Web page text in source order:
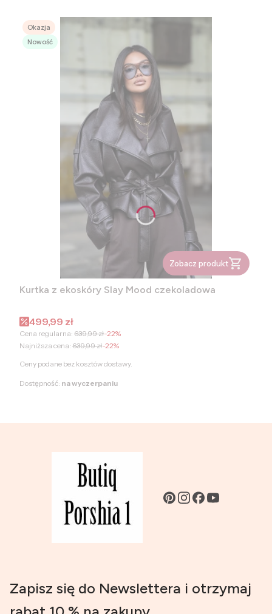
Okazja
Nowość
Zobacz produkt
Kurtka z ekoskóry Slay Mood czekoladowa
Cena promocyjna
499,99 zł
Cena regularna: 639,99 zł-22%
Najniższa cena: 639,99 zł-22%
Ceny podane bez kosztów dostawy.
Dostępność: na wyczerpaniu
Zapisz się do Newslettera i otrzymaj